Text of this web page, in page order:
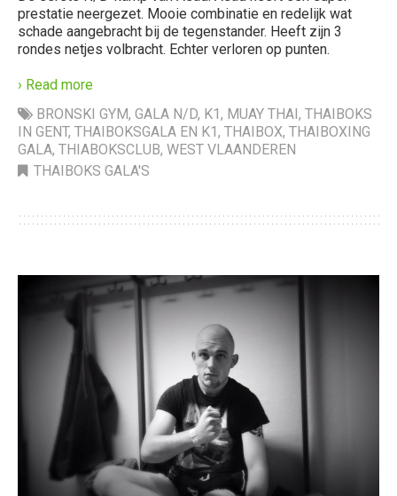
prestatie neergezet. Mooie combinatie en redelijk wat
schade aangebracht bij de tegenstander. Heeft zijn 3
rondes netjes volbracht. Echter verloren op punten.
› Read more
BRONSKI GYM, GALA N/D, K1, MUAY THAI, THAIBOKS
IN GENT, THAIBOKSGALA EN K1, THAIBOX, THAIBOXING
GALA, THIABOKSCLUB, WEST VLAANDEREN
THAIBOKS GALA'S